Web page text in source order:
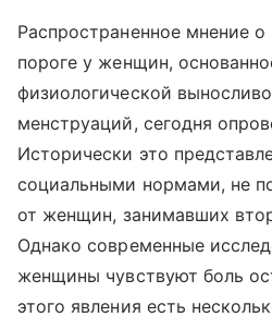
Распространенное мнение
пороге у женщин,
физиологической
менструаций, сегодня
Исторически это
социальными нормами, не
от женщин, занимавших
Однако современные
женщины чувствуют боль
этого явления есть